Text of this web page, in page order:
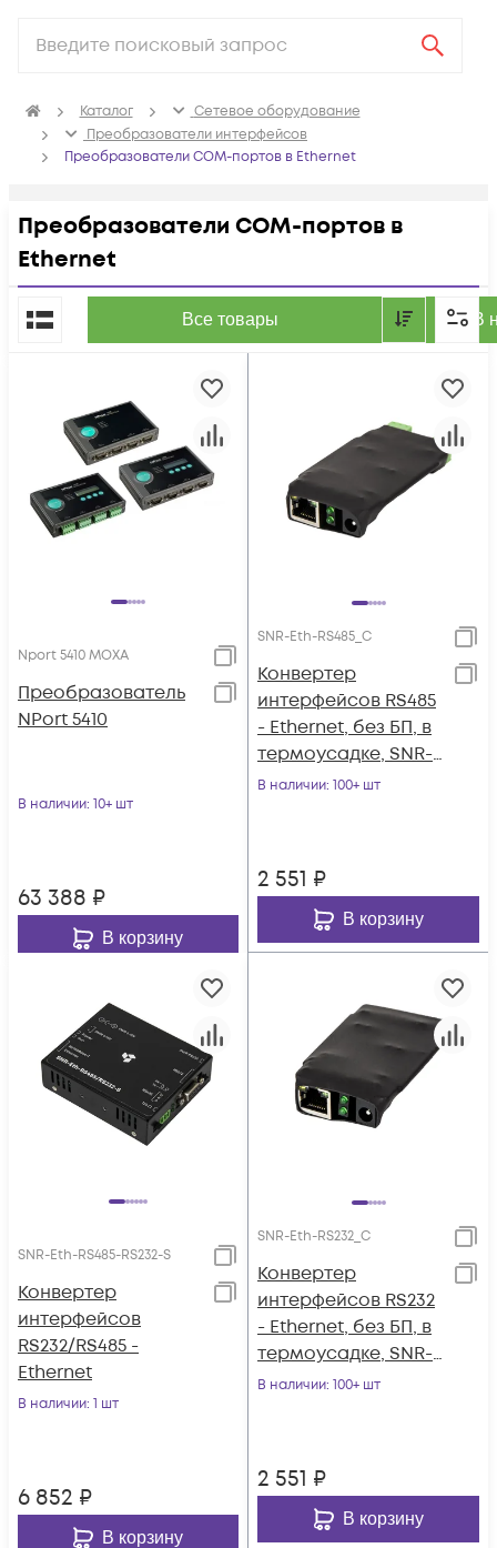
Каталог
Сетевое оборудование
Преобразователи интерфейсов
Преобразователи COM-портов в Ethernet
Преобразователи COM-портов в
Ethernet
Все товары В
По популярности
Nport 5410 MOXA
Преобразователь
NPort 5410
В наличии: 10+ шт
63 388 ₽
В корзину
SNR-Eth-RS485_C
Конвертер
интерфейсов RS485
- Ethernet, без БП, в
термоусадке, SNR-
Eth-RS485_C
В наличии: 100+ шт
2 551 ₽
В корзину
SNR-Eth-RS485-RS232-S
Конвертер
интерфейсов
RS232/RS485 -
Ethernet
В наличии: 1 шт
6 852 ₽
В корзину
SNR-Eth-RS232_C
Конвертер
интерфейсов RS232
- Ethernet, без БП, в
термоусадке, SNR-
Eth-RS232_C
В наличии: 100+ шт
2 551 ₽
В корзину